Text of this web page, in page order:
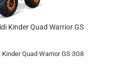
Kinder Quad Warrior GS
Quad Warrior GS 3G8